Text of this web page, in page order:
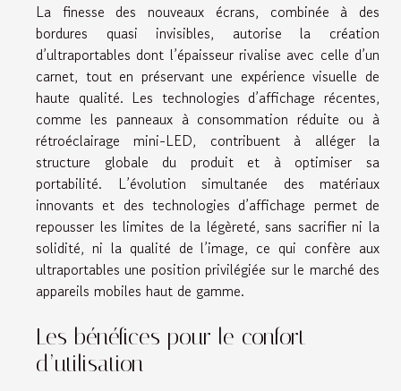
La finesse des nouveaux écrans, combinée à des
bordures quasi invisibles, autorise la création
d’ultraportables dont l’épaisseur rivalise avec celle d’un
carnet, tout en préservant une expérience visuelle de
haute qualité. Les technologies d’affichage récentes,
comme les panneaux à consommation réduite ou à
rétroéclairage mini-LED, contribuent à alléger la
structure globale du produit et à optimiser sa
portabilité. L’évolution simultanée des matériaux
innovants et des technologies d’affichage permet de
repousser les limites de la légèreté, sans sacrifier ni la
solidité, ni la qualité de l’image, ce qui confère aux
ultraportables une position privilégiée sur le marché des
appareils mobiles haut de gamme.
Les bénéfices pour le confort
d’utilisation